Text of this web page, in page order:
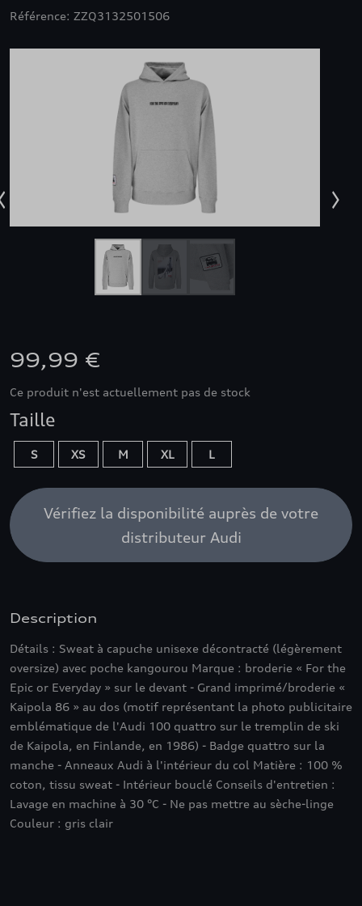
Référence: ZZQ3132501506
99,99 €
Ce produit n'est actuellement pas de stock
Taille
S XS M XL L
Vérifiez la disponibilité auprès de votre
distributeur Audi
Description
Détails : Sweat à capuche unisexe décontracté (légèrement
oversize) avec poche kangourou Marque : broderie « For the
Epic or Everyday » sur le devant - Grand imprimé/broderie «
Kaipola 86 » au dos (motif représentant la photo publicitaire
emblématique de l'Audi 100 quattro sur le tremplin de ski
de Kaipola, en Finlande, en 1986) - Badge quattro sur la
manche - Anneaux Audi à l'intérieur du col Matière : 100 %
coton, tissu sweat - Intérieur bouclé Conseils d'entretien :
Lavage en machine à 30 °C - Ne pas mettre au sèche-linge
Couleur : gris clair